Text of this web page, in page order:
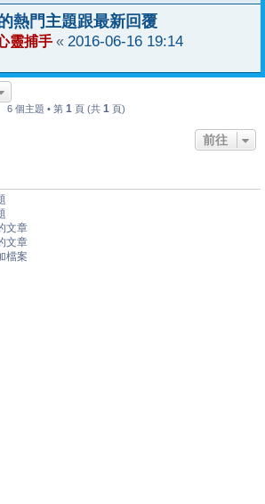
熱門主題跟最新回覆
靈捕手 « 2016-06-16 19:14
6 個主題 • 第 1 頁 (共 1 頁)
前往
文章
文章
檔案